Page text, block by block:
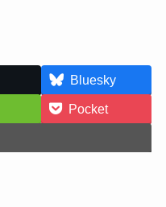
Bluesky
Pocket